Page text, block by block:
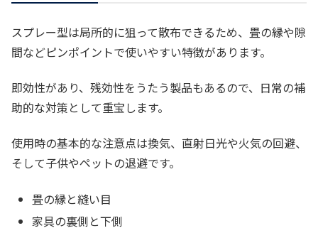
スプレー型は局所的に狙って散布できるため、畳の縁や隙
間などピンポイントで使いやすい特徴があります。
即効性があり、残効性をうたう製品もあるので、日常の補
助的な対策として重宝します。
使用時の基本的な注意点は換気、直射日光や火気の回避、
そして子供やペットの退避です。
畳の縁と縫い目
家具の裏側と下側